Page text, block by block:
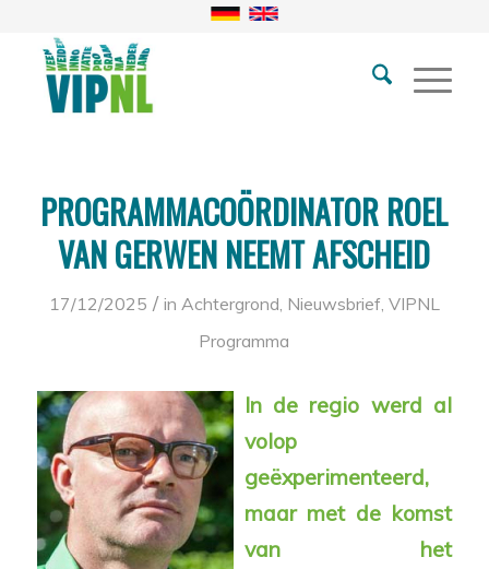
PROGRAMMACOÖRDINATOR ROEL
VAN GERWEN NEEMT AFSCHEID
17/12/2025 / in Achtergrond, Nieuwsbrief, VIPNL
Programma
In de regio werd al
volop
geëxperimenteerd,
maar met de komst
van het